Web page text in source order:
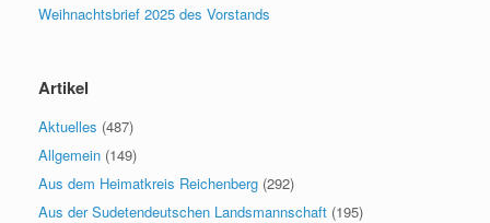
Weihnachtsbrief 2025 des Vorstands
Artikel
Aktuelles (487)
Allgemein (149)
Aus dem Heimatkreis Reichenberg (292)
Aus der Sudetendeutschen Landsmannschaft (195)